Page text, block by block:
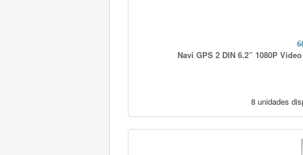
Navi GPS 2 DIN 6.2” 1080P
8 unidades